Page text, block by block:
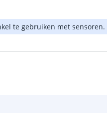
te gebruiken met